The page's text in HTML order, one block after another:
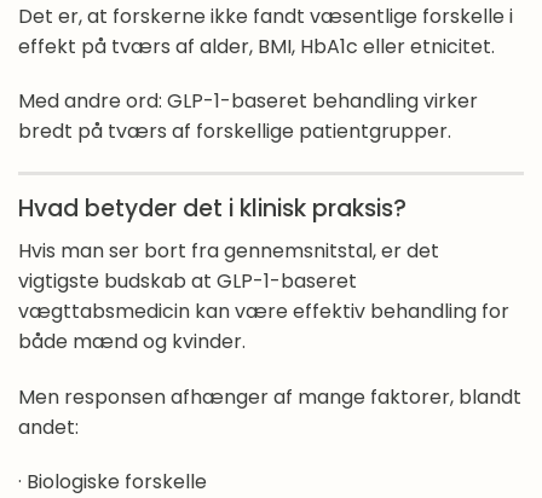
Det er, at forskerne ikke fandt væsentlige forskelle i
effekt på tværs af alder, BMI, HbA1c eller etnicitet.
Med andre ord: GLP-1-baseret behandling virker
bredt på tværs af forskellige patientgrupper.
Hvad betyder det i klinisk praksis?
Hvis man ser bort fra gennemsnitstal, er det
vigtigste budskab at GLP-1-baseret
vægttabsmedicin kan være effektiv behandling for
både mænd og kvinder.
Men responsen afhænger af mange faktorer, blandt
andet:
· Biologiske forskelle